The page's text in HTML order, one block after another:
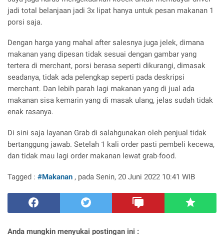
jadi total belanjaan jadi 3x lipat hanya untuk pesan makanan 1
porsi saja.
Dengan harga yang mahal after salesnya juga jelek, dimana
makanan yang dipesan tidak sesuai dengan gambar yang
tertera di merchant, porsi berasa seperti dikurangi, dimasak
seadanya, tidak ada pelengkap seperti pada deskripsi
merchant. Dan lebih parah lagi makanan yang di jual ada
makanan sisa kemarin yang di masak ulang, jelas sudah tidak
enak rasanya.
Di sini saja layanan Grab di salahgunakan oleh penjual tidak
bertanggung jawab. Setelah 1 kali order pasti pembeli kecewa,
dan tidak mau lagi order makanan lewat grab-food.
Tagged : #Makanan , pada Senin, 20 Juni 2022 10:41 WIB
Anda mungkin menyukai postingan ini :